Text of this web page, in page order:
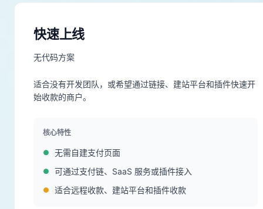
快速上线
无代码方案
适合没有开发团队，或希望通过链接、建站平台和插件快速开
始收款的商户。
核心特性
无需自建支付页面
可通过支付链、SaaS 服务或插件接入
适合远程收款、建站平台和插件收款